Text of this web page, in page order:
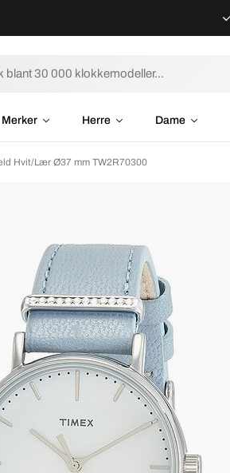
Merker Herre Dame
Hvit/Lær Ø37 mm TW2R70300